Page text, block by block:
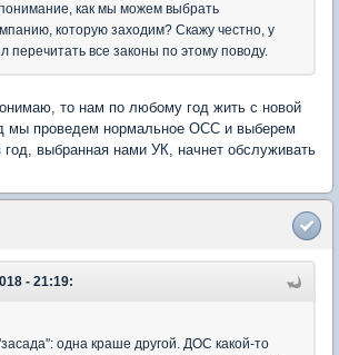
понимание, как мы можем выбрать
которую заходим? Скажу честно, у
перечитать все законы по этому поводу.
то нам по любому год жить с новой
мы проведем нормальное ОСС и выберем
выбранная нами УК, начнет обслуживать
- 21:19:
одна краше другой. ДОС какой-то